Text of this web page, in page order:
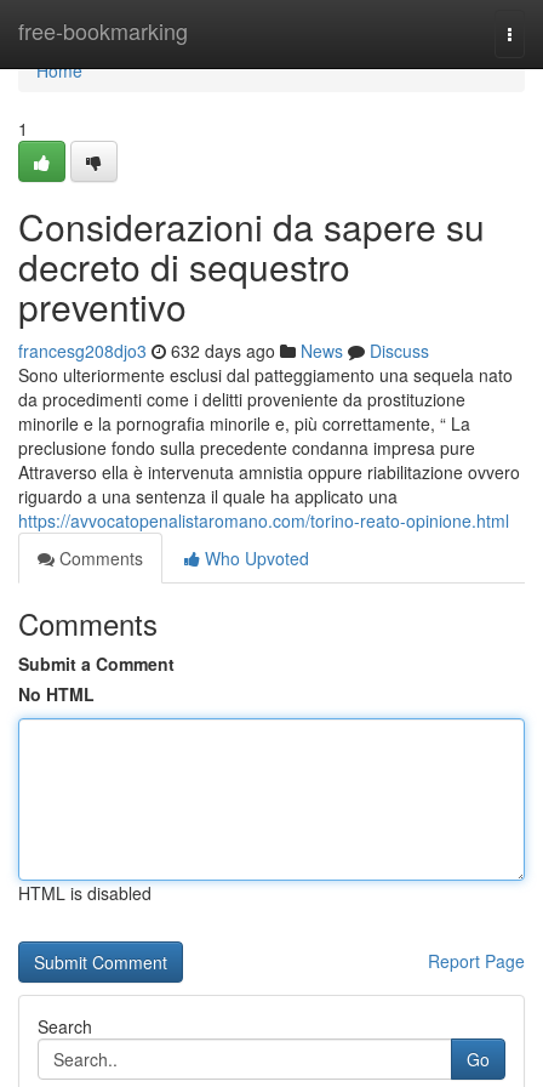
free-bookmarking
Home
Home
1
Considerazioni da sapere su
decreto di sequestro
preventivo
francesg208djo3 632 days ago News
Discuss
Sono ulteriormente esclusi dal patteggiamento una sequela nato
da procedimenti come i delitti proveniente da prostituzione
minorile e la pornografia minorile e, più correttamente, “ La
preclusione fondo sulla precedente condanna impresa pure
Attraverso ella è intervenuta amnistia oppure riabilitazione ovvero
riguardo a una sentenza il quale ha applicato una
https://avvocatopenalistaromano.com/torino-reato-opinione.html
Comments
Who Upvoted
Comments
Submit a Comment
No HTML
HTML is disabled
Report Page
Search
Go